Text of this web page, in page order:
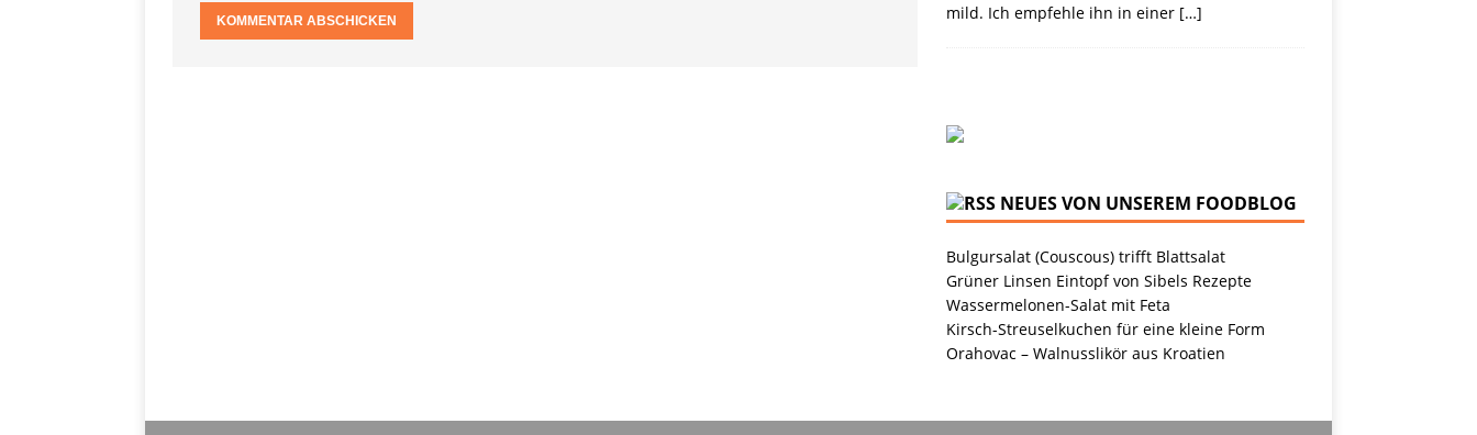
mild. Ich empfehle ihn in einer […]
NEUES VON UNSEREM FOODBLOG
Bulgursalat (Couscous) trifft Blattsalat
Grüner Linsen Eintopf von Sibels Rezepte
Wassermelonen-Salat mit Feta
Kirsch-Streuselkuchen für eine kleine Form
Orahovac – Walnusslikör aus Kroatien